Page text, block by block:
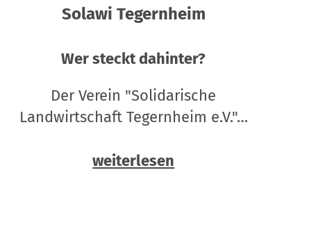
Solawi Tegernheim
Wer steckt dahinter?
Der Verein "Solidarische
Landwirtschaft Tegernheim e.V."…
weiterlesen